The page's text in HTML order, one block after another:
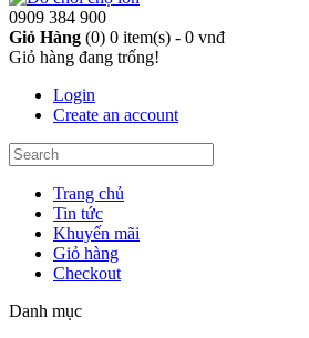
0909 384 900
Giỏ Hàng (0) 0 item(s) - 0 vnđ
Giỏ hàng đang trống!
Login
Create an account
Trang chủ
Tin tức
Khuyến mãi
Giỏ hàng
Checkout
Danh mục